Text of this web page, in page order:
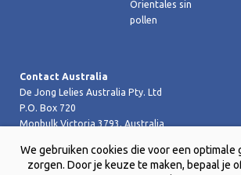
Orientales sin
pollen
Contact Australia
De Jong Lelies Australia Pty. Ltd
P.O. Box 720
Monbulk Victoria 3793, Australia
T +61 (0)359 619 188
F +61 (0)359 619 199
We gebruiken cookies die voor een optimale
zorgen. Door je keuze te maken, bepaal je